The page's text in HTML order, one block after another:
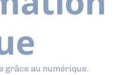
grâce au numérique.